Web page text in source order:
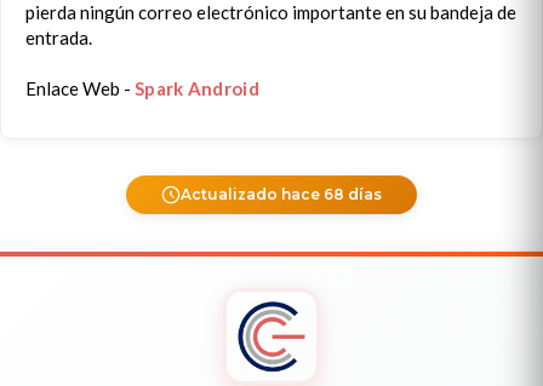
pierda ningún correo electrónico importante en su bandeja de
entrada.
Enlace Web - Spark Android
Actualizado hace 68 días